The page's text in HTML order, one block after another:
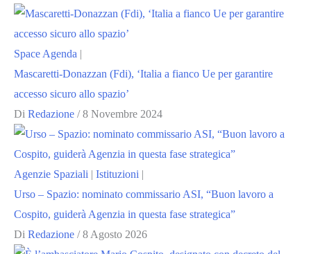
Space Agenda |
Mascaretti-Donazzan (Fdi), ‘Italia a fianco Ue per garantire
accesso sicuro allo spazio’
Di Redazione /8 Novembre 2024
Agenzie Spaziali | Istituzioni |
Urso – Spazio: nominato commissario ASI, “Buon lavoro a
Cospito, guiderà Agenzia in questa fase strategica”
Di Redazione /8 Agosto 2026